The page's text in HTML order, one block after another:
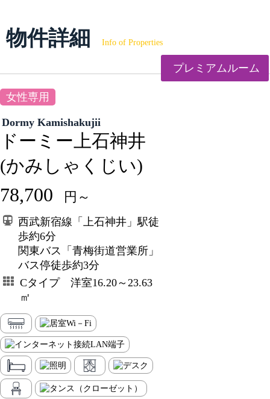
物件詳細 Info of Properties
プレミアムルーム
女性専用
Dormy Kamishakujii
ドーミー上石神井
(かみしゃくじい)
78,700 円～
西武新宿線「上石神井」駅徒
歩約6分
関東バス「青梅街道営業所」
バス停徒歩約3分
Cタイプ 洋室16.20～23.63
㎡